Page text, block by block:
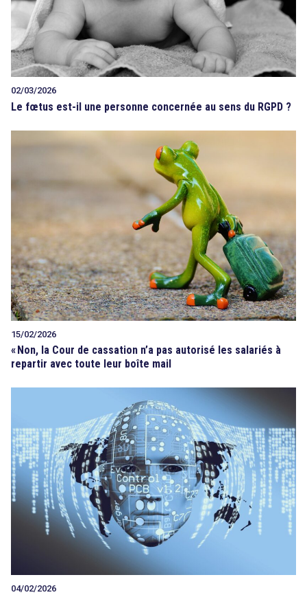
02/03/2026
Le fœtus est-il une personne concernée au sens du RGPD ?
15/02/2026
« Non, la Cour de cassation n’a pas autorisé les salariés à
repartir avec toute leur boîte mail
04/02/2026